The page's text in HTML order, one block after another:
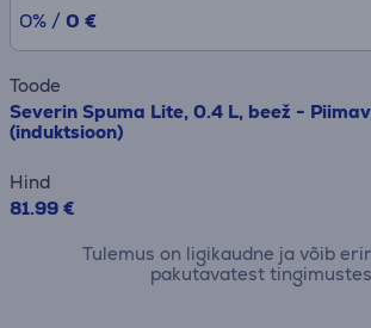
0% / 0 €
Toode
Severin Spuma Lite, 0.4 L, beež -
(induktsioon)
Hind
81.99 €
Tulemus on ligikaudne ja võib
pakutavatest